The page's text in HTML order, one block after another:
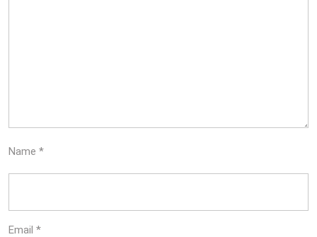
Name *
Email *